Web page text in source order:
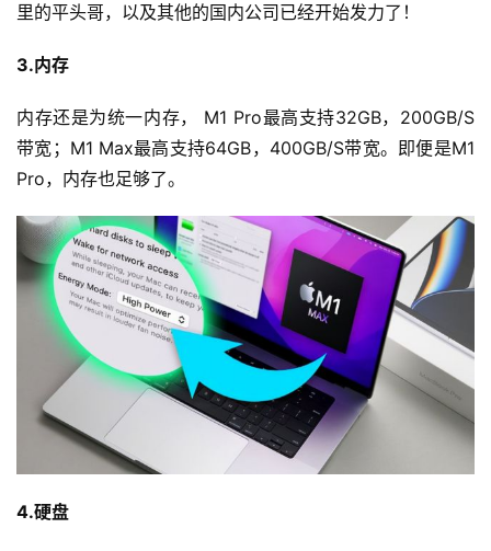
里的平头哥，以及其他的国内公司已经开始发力了！
3.内存
内存还是为统一内存， M1 Pro最高支持32GB，200GB/S
带宽；M1 Max最高支持64GB，400GB/S带宽。即便是M1
Pro，内存也足够了。
4.硬盘